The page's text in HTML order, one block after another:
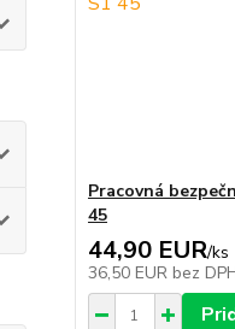
Pracovná
45
44,90 EUR/ks
36,50 EUR bez